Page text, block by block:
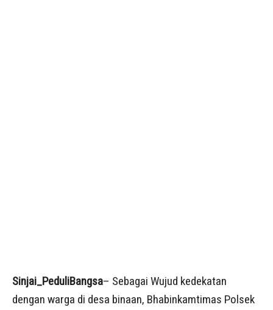
Sinjai_PeduliBangsa– Sebagai Wujud kedekatan
dengan warga di desa binaan, Bhabinkamtimas Polsek